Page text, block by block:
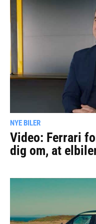
NYE BILER
Video: Ferrari
dig om, at